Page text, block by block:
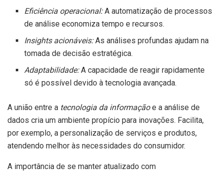
Eficiência operacional:A automatização de processos
de análise economiza tempo e recursos.
Insights acionáveis:As análises profundas ajudam na
tomada de decisão estratégica.
Adaptabilidade:A capacidade de reagir rapidamente
só é possível devido à tecnologia avançada.
A união entre a tecnologia da informaçãoe a análise de
dados cria um ambiente propício para inovações. Facilita,
por exemplo, a personalização de serviços e produtos,
atendendo melhor às necessidades do consumidor.
A importância de se manter atualizado com